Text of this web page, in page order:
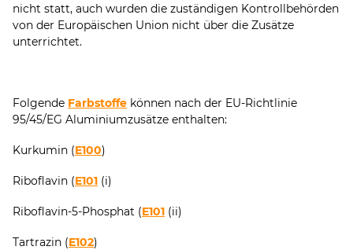
nicht statt, auch wurden die zuständigen Kontrollbehörden
von der Europäischen Union nicht über die Zusätze
unterrichtet.
Folgende Farbstoffe können nach der EU-Richtlinie
95/45/EG Aluminiumzusätze enthalten:
Kurkumin (E100)
Riboflavin (E101 (i)
Riboflavin-5-Phosphat (E101 (ii)
Tartrazin (E102)